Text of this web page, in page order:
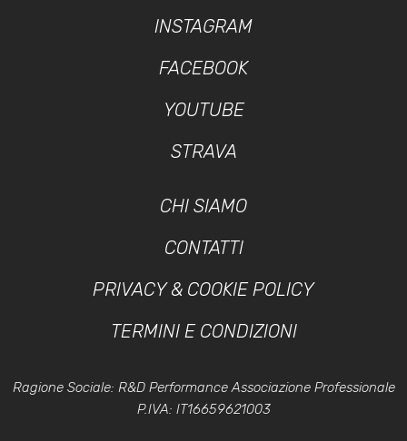
INSTAGRAM
FACEBOOK
YOUTUBE
STRAVA
CHI SIAMO
CONTATTI
PRIVACY & COOKIE POLICY
TERMINI E CONDIZIONI
Ragione Sociale: R&D Performance Associazione Professionale
P.IVA: IT16659621003